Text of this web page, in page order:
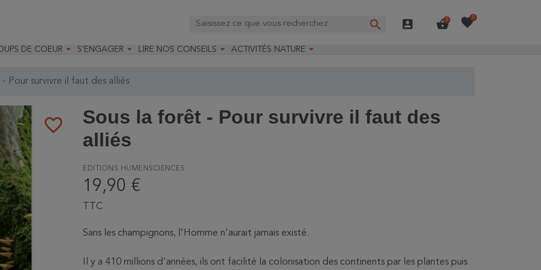
search account_box shopping_basket
0 favorite0
DE COEUR  S'ENGAGER 
Faire un legs
LIRE NOS CONSEILS  ACTIVITÉS NATURE 
Pour survivre il faut des alliés
favorite_border
Sous la forêt - Pour survivre il faut des
alliés
EDITIONS HUMENSCIENCES
19,90 €
TTC
Sans les champignons, l'Homme n'aurait jamais existé.
Il y a 410 millions d'années, ils ont facilité la colonisation des continents par les plantes puis